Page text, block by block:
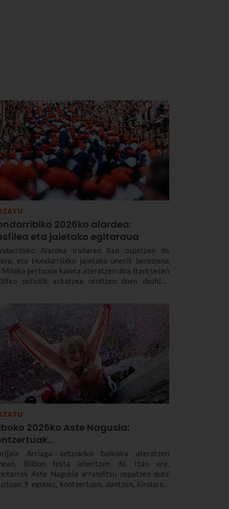
2026ko alardea:
eta jaietako egitaraua
Alardea irailaren 8an ospatzen da
eta Hondarribiko jaietako unerik bereziena
Milaka pertsona kalera ateratzen dira frantsesen
setiotik askatzea oroitzen duen desfilea
emandako botoa, garaipenean emandako
eskertzeko. Hondarribiko Alardearen
eta desfileari buruz, eta Hondarribiko jaien
egitarauari buruz gehiago kontatuko dizugu.
hartu, jaiak irailaren 4tik 10era dira eta.
2026ko Aste Nagusia:
Arriaga antzokiko balkoira ateratzen
Bilbon festa lehertzen da. Izan ere,
Aste Nagusia arranditsu ospatzen dute
9 egunez, kontzertuen, dantzen, kirolaren,